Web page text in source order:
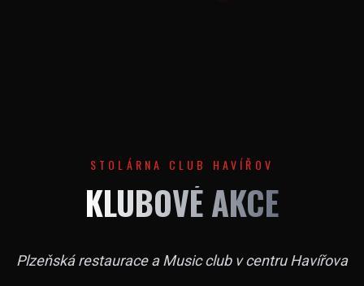
STOLÁRNA CLUB HAVÍŘOV
KLUBOVÉ AKCE
Plzeňská restaurace a Music club v centru Havířova